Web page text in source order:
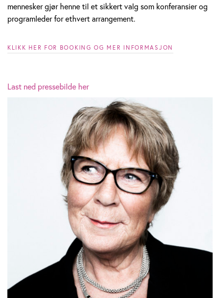
mennesker gjør henne til et sikkert valg som konferansier og
programleder for ethvert arrangement.
KLIKK HER FOR BOOKING OG MER INFORMASJON
Last ned pressebilde her